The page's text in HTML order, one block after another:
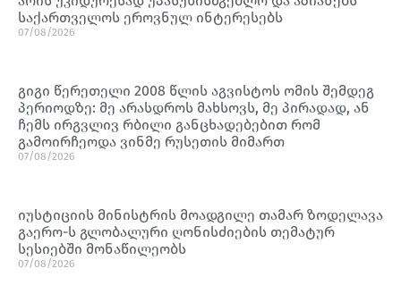
საქართველოს ეროვნულ ინტერესებს
07/08/2026
გიგი წერეთელი 2008 წლის აგვისტოს ომის შემდეგ
პერიოდზე: მე არასდროს მახსოვს, მე პირადად, ან
ჩემს ირგვლივ რბილი განცხადებებით რომ
გამოირჩეოდა ვინმე რუსეთის მიმართ
07/08/2026
იუსტიციის მინისტრის მოადგილე თამარ ზოდელავა
გაერო-ს გლობალური ღონისძიების თემატურ
სესიებში მონაწილეობს
07/08/2026